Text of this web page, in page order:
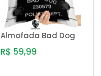
Almofada Bad Dog
R$ 59,99